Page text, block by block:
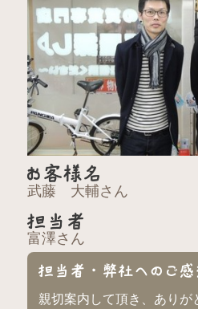
武藤 大輔さん
富澤さん
親切案内して頂き、ありが